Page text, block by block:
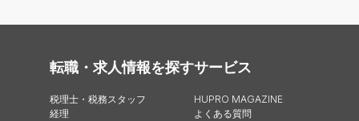
転職・求人情報を探す
税理士・税務スタッフ
経理
サービス
HUPRO MAGAZINE
よくある質問